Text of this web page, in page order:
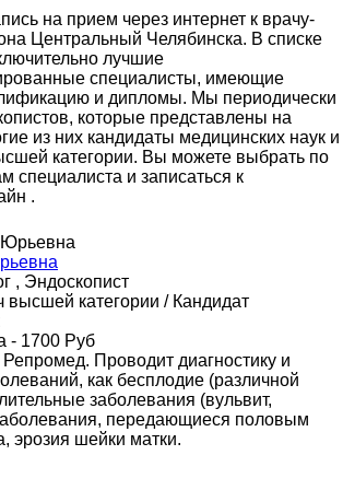
на прием через интернет к врачу-
Центральный Челябинска. В списке
лучшие
специалисты, имеющие
и дипломы. Мы периодически
которые представлены на
из них кандидаты медицинских наук и
категории. Вы можете выбрать по
специалиста и записаться к
.
, Эндоскопист
высшей категории / Кандидат
- 1700 Руб
Проводит диагностику и
как бесплодие (различной
заболевания (вульвит,
передающиеся половым
эрозия шейки матки.